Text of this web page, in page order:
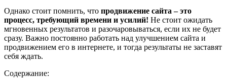
Однако стоит помнить, что продвижение сайта – это
процесс, требующий времени и усилий! Не стоит ожидать
мгновенных результатов и разочаровываться, если их не будет
сразу. Важно постоянно работать над улучшением сайта и
продвижением его в интернете, и тогда результаты не заставят
себя ждать.
Содержание: